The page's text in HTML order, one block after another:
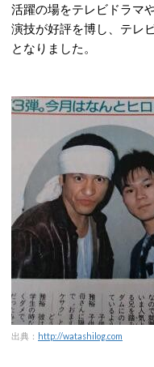
活躍の場をテレビドラマ
演技が好評を博し、テレ
となりました。
出典： http://watashilog.com